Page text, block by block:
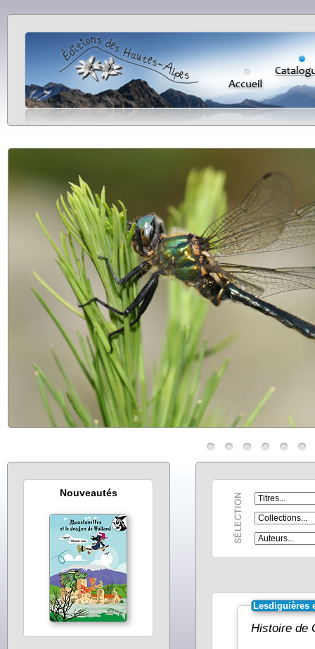
Lesdiguières
Histoire de
Nouveautés